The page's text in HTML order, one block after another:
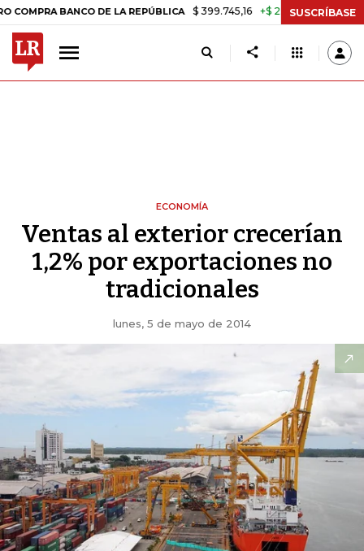
BANCO DE LA REPÚBLICA $ 399.745,16 +$ 2.295,71 +0,58%
SUSCRÍBASE
ECONOMÍA
Ventas al exterior crecerían
1,2% por exportaciones no
tradicionales
lunes, 5 de mayo de 2014